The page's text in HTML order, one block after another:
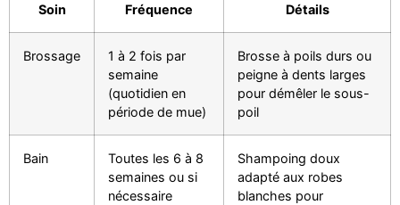
Soin Fréquence Détails
Brossage
1 à 2 fois par
semaine
(quotidien en
période de mue)
Brosse à poils durs ou
peigne à dents larges
pour démêler le sous-
poil
Bain
Toutes les 6 à 8
semaines ou si
nécessaire
Shampoing doux
adapté aux robes
blanches pour